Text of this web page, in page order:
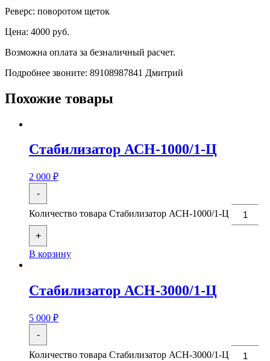
Реверс: поворотом щеток
Цена: 4000 руб.
Возможна оплата за безналичный расчет.
Подробнее звоните: 89108987841 Дмитрий
Похожие товары
Стабилизатор АСН-1000/1-Ц
2 000 ₽
-
Количество товара Стабилизатор АСН-1000/1-Ц
+
В корзину
Стабилизатор АСН-3000/1-Ц
5 000 ₽
-
Количество товара Стабилизатор АСН-3000/1-Ц